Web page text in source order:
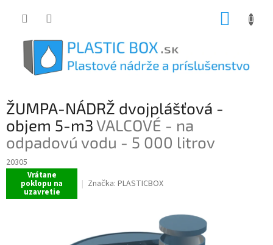
ŽUMPA-NÁDRŽ dvojplášťová -
objem 5-m3VALCOVÉ - na
odpadovú vodu - 5 000 litrov
20305
Vrátane
poklopu na
uzavretie
Značka: PLASTICBOX